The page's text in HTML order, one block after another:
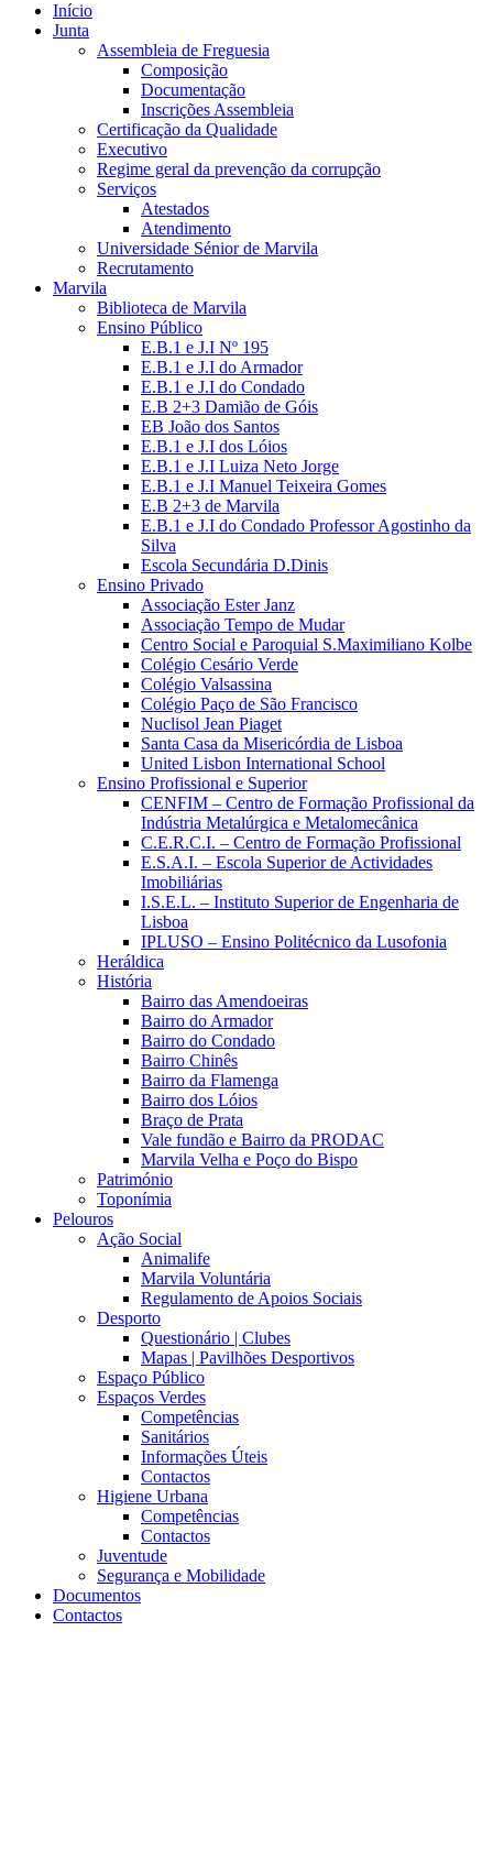
Início
Junta
Assembleia de Freguesia
Composição
Documentação
Inscrições Assembleia
Certificação da Qualidade
Executivo
Regime geral da prevenção da corrupção
Serviços
Atestados
Atendimento
Universidade Sénior de Marvila
Recrutamento
Marvila
Biblioteca de Marvila
Ensino Público
E.B.1 e J.I Nº 195
E.B.1 e J.I do Armador
E.B.1 e J.I do Condado
E.B 2+3 Damião de Góis
EB João dos Santos
E.B.1 e J.I dos Lóios
E.B.1 e J.I Luiza Neto Jorge
E.B.1 e J.I Manuel Teixeira Gomes
E.B 2+3 de Marvila
E.B.1 e J.I do Condado Professor Agostinho da
Silva
Escola Secundária D.Dinis
Ensino Privado
Associação Ester Janz
Associação Tempo de Mudar
Centro Social e Paroquial S.Maximiliano Kolbe
Colégio Cesário Verde
Colégio Valsassina
Colégio Paço de São Francisco
Nuclisol Jean Piaget
Santa Casa da Misericórdia de Lisboa
United Lisbon International School
Ensino Profissional e Superior
CENFIM – Centro de Formação Profissional da
Indústria Metalúrgica e Metalomecânica
C.E.R.C.I. – Centro de Formação Profissional
E.S.A.I. – Escola Superior de Actividades
Imobiliárias
I.S.E.L. – Instituto Superior de Engenharia de
Lisboa
IPLUSO – Ensino Politécnico da Lusofonia
Heráldica
História
Bairro das Amendoeiras
Bairro do Armador
Bairro do Condado
Bairro Chinês
Bairro da Flamenga
Bairro dos Lóios
Braço de Prata
Vale fundão e Bairro da PRODAC
Marvila Velha e Poço do Bispo
Património
Toponímia
Pelouros
Ação Social
Animalife
Marvila Voluntária
Regulamento de Apoios Sociais
Desporto
Questionário | Clubes
Mapas | Pavilhões Desportivos
Espaço Público
Espaços Verdes
Competências
Sanitários
Informações Úteis
Contactos
Higiene Urbana
Competências
Contactos
Juventude
Segurança e Mobilidade
Documentos
Contactos